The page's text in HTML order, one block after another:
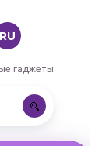
RU
гаджеты